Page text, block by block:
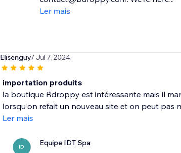
Ler mais
Elisenguy/ Jul 7, 2024
importation produits
la boutique Bdroppy est intéressante mais il
lorsqu'on refait un nouveau site et on peut pas
Ler mais
ID Equipe IDT Spa